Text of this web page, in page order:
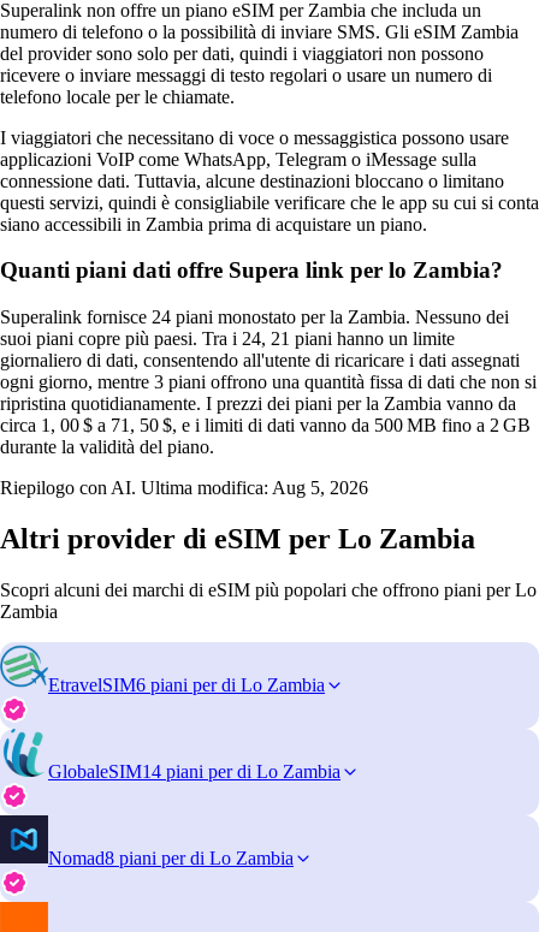
Superalink non offre un piano eSIM per Zambia che includa un
numero di telefono o la possibilità di inviare SMS. Gli eSIM Zambia
del provider sono solo per dati, quindi i viaggiatori non possono
ricevere o inviare messaggi di testo regolari o usare un numero di
telefono locale per le chiamate.
I viaggiatori che necessitano di voce o messaggistica possono usare
applicazioni VoIP come WhatsApp, Telegram o iMessage sulla
connessione dati. Tuttavia, alcune destinazioni bloccano o limitano
questi servizi, quindi è consigliabile verificare che le app su cui si conta
siano accessibili in Zambia prima di acquistare un piano.
Quanti piani dati offre Supera link per lo Zambia?
Superalink fornisce 24 piani monostato per la Zambia. Nessuno dei
suoi piani copre più paesi. Tra i 24, 21 piani hanno un limite
giornaliero di dati, consentendo all'utente di ricaricare i dati assegnati
ogni giorno, mentre 3 piani offrono una quantità fissa di dati che non si
ripristina quotidianamente. I prezzi dei piani per la Zambia vanno da
circa 1, 00 $ a 71, 50 $, e i limiti di dati vanno da 500 MB fino a 2 GB
durante la validità del piano.
Riepilogo con AI. Ultima modifica: Aug 5, 2026
Altri provider di eSIM per Lo Zambia
Scopri alcuni dei marchi di eSIM più popolari che offrono piani per Lo
Zambia
EtravelSIM6 piani per di Lo Zambia
GlobaleSIM14 piani per di Lo Zambia
Nomad8 piani per di Lo Zambia